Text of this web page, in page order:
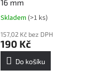
16 mm
Průměrné
produktu
je
5,0
Skladem (>1 ks)
157,02 Kč bez DPH
190 Kč
Do košíku